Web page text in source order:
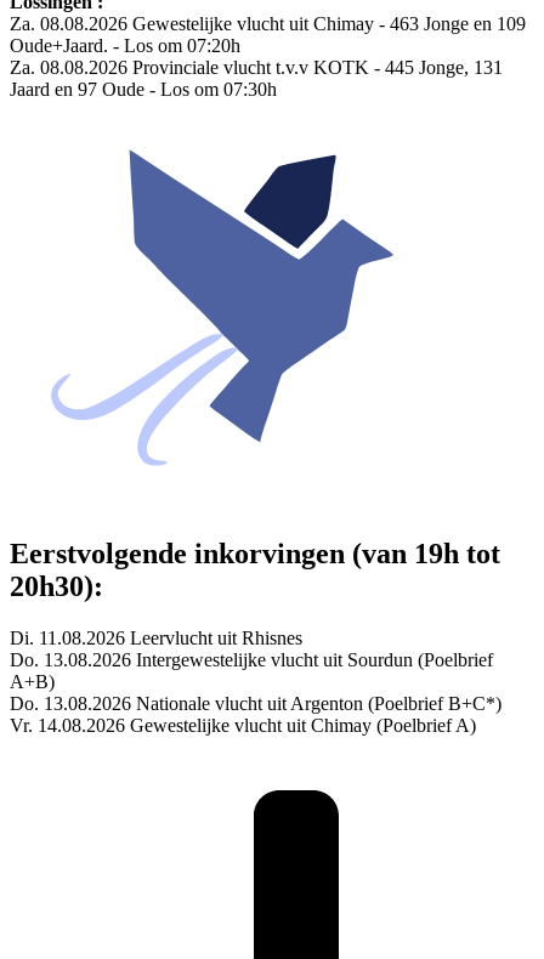
Za. 08.08.2026 Gewestelijke vlucht uit Chimay - 463 Jonge en 109
Oude+Jaard. - Los om 07:20h
Za. 08.08.2026 Provinciale vlucht t.v.v KOTK - 445 Jonge, 131
Jaard en 97 Oude - Los om 07:30h
Eerstvolgende inkorvingen (van 19h tot
20h30):
Di. 11.08.2026 Leervlucht uit Rhisnes
Do. 13.08.2026 Intergewestelijke vlucht uit Sourdun (Poelbrief
A+B)
Do. 13.08.2026 Nationale vlucht uit Argenton (Poelbrief B+C*)
Vr. 14.08.2026 Gewestelijke vlucht uit Chimay (Poelbrief A)